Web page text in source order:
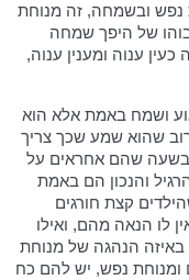
ובשמחה, זה מנוחת
של היפך שמחה
ענוה ומענין ענוה,
ושמח באמת אלא הוא
שהוא שמע שכך צריך
בשעה שהם אחראים על
והנכון הם באמת
קצת חורגים
לו הנאה מהם, ואילו
באיזה הנהגה של מנוחת
נפש, יש להם כח